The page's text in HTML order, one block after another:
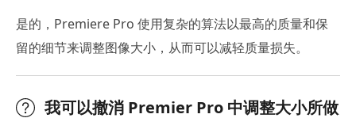
是的，Premiere Pro 使用复杂的算法以最高的质量和保
留的细节来调整图像大小，从而可以减轻质量损失。
我可以撤消 Premier Pro 中调整大小所做